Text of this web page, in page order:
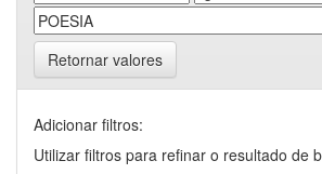
Retornar valores
Adicionar filtros:
Utilizar filtros para refinar o resultado de